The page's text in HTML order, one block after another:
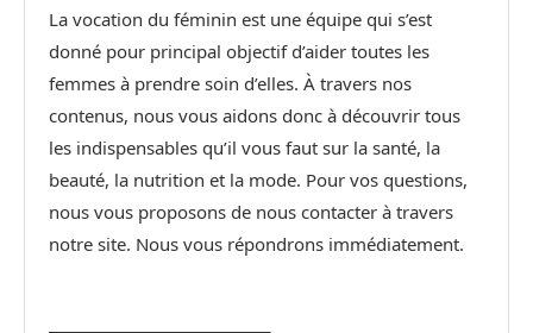
La vocation du féminin est une équipe qui s’est
donné pour principal objectif d’aider toutes les
femmes à prendre soin d’elles. À travers nos
contenus, nous vous aidons donc à découvrir tous
les indispensables qu’il vous faut sur la santé, la
beauté, la nutrition et la mode. Pour vos questions,
nous vous proposons de nous contacter à travers
notre site. Nous vous répondrons immédiatement.